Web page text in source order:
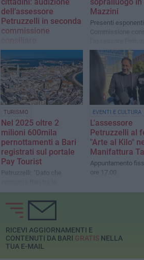
dell’assessore
Petruzzelli in seconda
commissione
Si cercano stakeholder
interessati a investire nella
riqualificazione di
determinate aree
Mazzini
Presenti
Commissione
TURISMO
Nel 2025 oltre 2
milioni 600mila
pernottamenti a Bari
registrati sul portale
Pay Tourist
Petruzzelli: "Dato che
principali destinazioni
turistiche del Mezzogiorno"
EVENTI E CULTURA
L'assessore
Petruzzelli al
"Arte al Kilo"
Manifattura
Appuntamento
ore 17.00
RICEVI AGGIORNAMENTI E
CONTENUTI DA BARI GRATISNELLA
TUA E-MAIL